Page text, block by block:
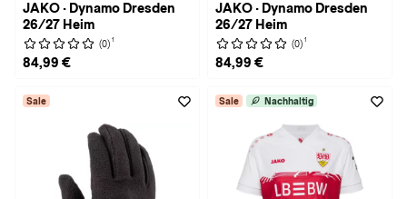
JAKO · Dynamo Dresden
26/27 Heim
(0) 1
84,99 €
JAKO · Dynamo Dresden
26/27 Heim
(0) 1
84,99 €
Sale Sale Nachhaltig